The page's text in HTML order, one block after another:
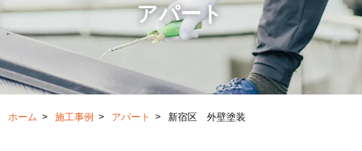
アパート
ホーム > 施工事例 > アパート > 新宿区 外壁塗装